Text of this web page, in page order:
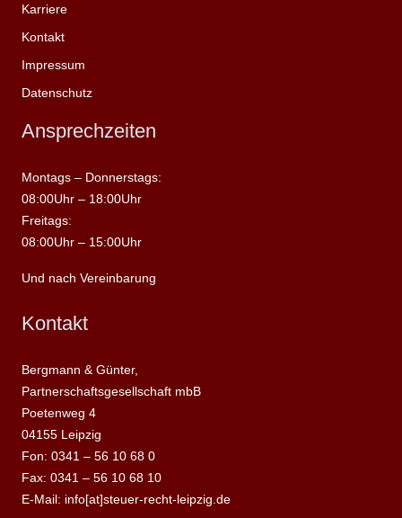
Karriere
Kontakt
Impressum
Datenschutz
Ansprechzeiten
Montags – Donnerstags:
08:00Uhr – 18:00Uhr
Freitags:
08:00Uhr – 15:00Uhr
Und nach Vereinbarung
Kontakt
Bergmann & Günter,
Partnerschaftsgesellschaft mbB
Poetenweg 4
04155 Leipzig
Fon: 0341 – 56 10 68 0
Fax: 0341 – 56 10 68 10
E-Mail: info[at]steuer-recht-leipzig.de